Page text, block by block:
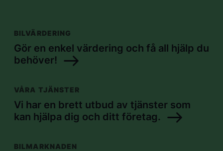
BILVÄRDERING
Gör en enkel värdering och få all hjälp du
behöver!
VÅRA TJÄNSTER
Vi har en brett utbud av tjänster som
kan hjälpa dig och ditt företag.
BILMARKNADEN